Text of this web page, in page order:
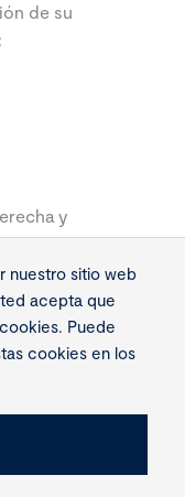
de su
y
En la
la
nuestro sitio web
acepta que
Puede
cookies en los